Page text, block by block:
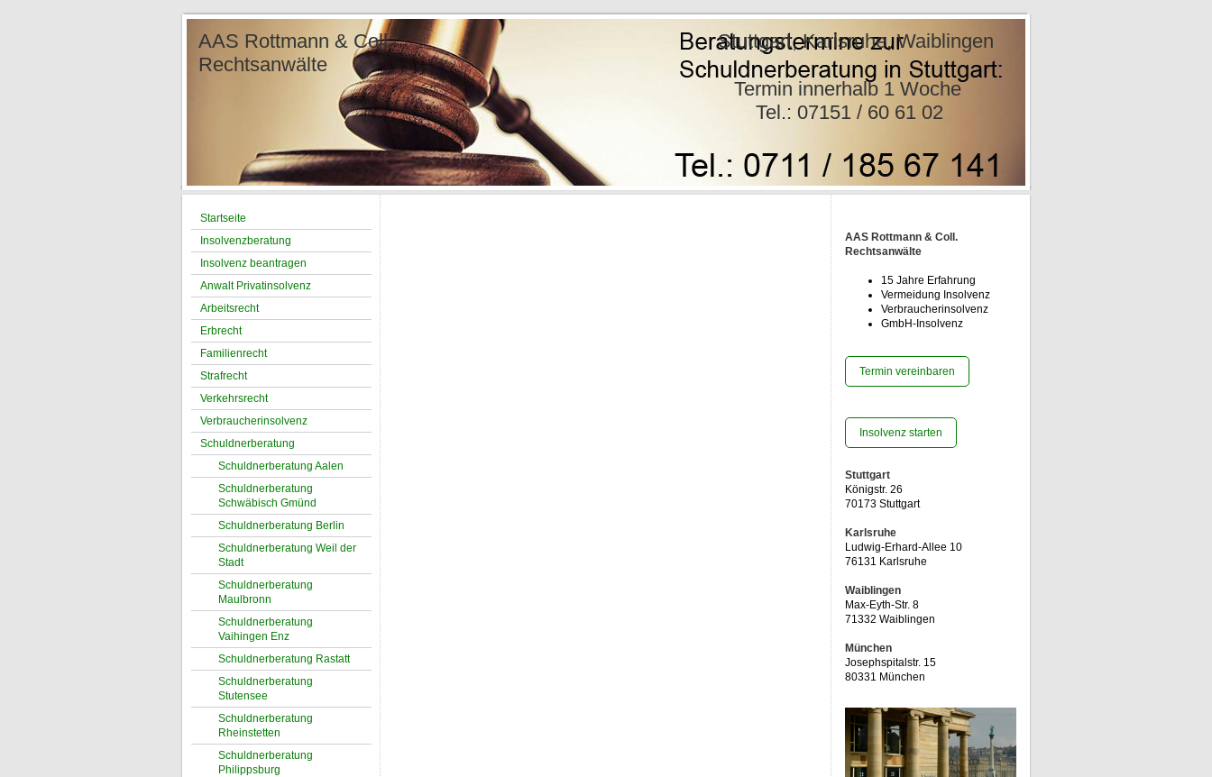
AAS Rottmann & Coll. Stuttgart, Karlsruhe, Waiblingen
Rechtsanwälte
Termin innerhalb 1
Tel.: 07151 / 60 61 02
Startseite
Insolvenzberatung
Insolvenz beantragen
Anwalt Privatinsolvenz
Arbeitsrecht
Erbrecht
Familienrecht
Strafrecht
Verkehrsrecht
Verbraucherinsolvenz
Schuldnerberatung
Schuldnerberatung Aalen
Schuldnerberatung
Schwäbisch Gmünd
Schuldnerberatung Berlin
Schuldnerberatung Weil der
Stadt
Schuldnerberatung
Maulbronn
Schuldnerberatung
Vaihingen Enz
Schuldnerberatung Rastatt
Schuldnerberatung
Stutensee
Schuldnerberatung
Rheinstetten
Schuldnerberatung
Philippsburg
AAS Rottmann & Coll.
Rechtsanwälte
15 Jahre Erfahrung
Vermeidung Insolvenz
Verbraucherinsolvenz
GmbH-Insolvenz
Termin vereinbaren
Insolvenz starten
Stuttgart
Königstr. 26
70173 Stuttgart
Karlsruhe
Ludwig-Erhard-Allee 10
76131 Karlsruhe
Waiblingen
Max-Eyth-Str. 8
71332 Waiblingen
München
Josephspitalstr. 15
80331 München